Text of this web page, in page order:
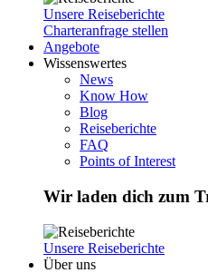
Unsere Reiseberichte
Charteranfrage stellen
Angebote
Wissenswertes
News
Know How
Blog
Reiseberichte
FAQ
Points of Interest
Wir laden dich zum
Unsere Reiseberichte
Über uns